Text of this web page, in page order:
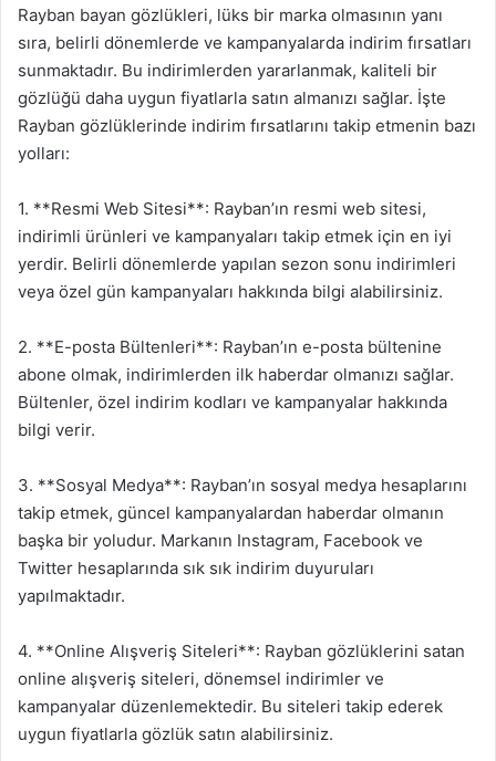
Rayban bayan gözlükleri, lüks bir marka olmasının yanı
sıra, belirli dönemlerde ve kampanyalarda indirim fırsatları
sunmaktadır. Bu indirimlerden yararlanmak, kaliteli bir
gözlüğü daha uygun fiyatlarla satın almanızı sağlar. İşte
Rayban gözlüklerinde indirim fırsatlarını takip etmenin bazı
yolları:
1. **Resmi Web Sitesi**: Rayban’ın resmi web sitesi,
indirimli ürünleri ve kampanyaları takip etmek için en iyi
yerdir. Belirli dönemlerde yapılan sezon sonu indirimleri
veya özel gün kampanyaları hakkında bilgi alabilirsiniz.
2. **E-posta Bültenleri**: Rayban’ın e-posta bültenine
abone olmak, indirimlerden ilk haberdar olmanızı sağlar.
Bültenler, özel indirim kodları ve kampanyalar hakkında
bilgi verir.
3. **Sosyal Medya**: Rayban’ın sosyal medya hesaplarını
takip etmek, güncel kampanyalardan haberdar olmanın
başka bir yoludur. Markanın Instagram, Facebook ve
Twitter hesaplarında sık sık indirim duyuruları
yapılmaktadır.
4. **Online Alışveriş Siteleri**: Rayban gözlüklerini satan
online alışveriş siteleri, dönemsel indirimler ve
kampanyalar düzenlemektedir. Bu siteleri takip ederek
uygun fiyatlarla gözlük satın alabilirsiniz.